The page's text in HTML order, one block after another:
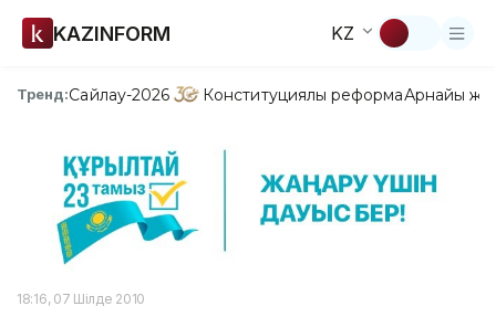
KAZINFORM KZ
Тренд:Сайлау-2026 Конституциялық реформаАрнайы
18:16, 07 Шілде 2010